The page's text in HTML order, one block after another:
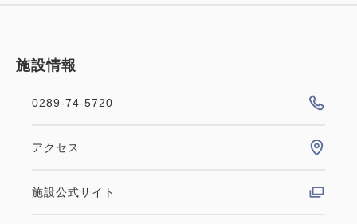
施設情報
0289-74-5720
アクセス
施設公式サイト